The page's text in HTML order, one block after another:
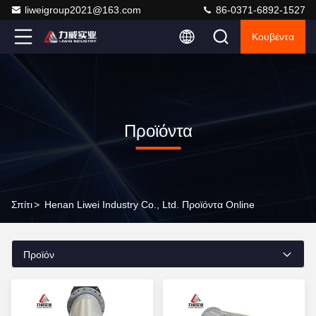
liweigroup2021@163.com 86-0371-6892-1527
Κουβέντα
Προϊόντα
Σπίτι> Henan Liwei Industry Co., Ltd. Προϊόντα Online
Προϊόν